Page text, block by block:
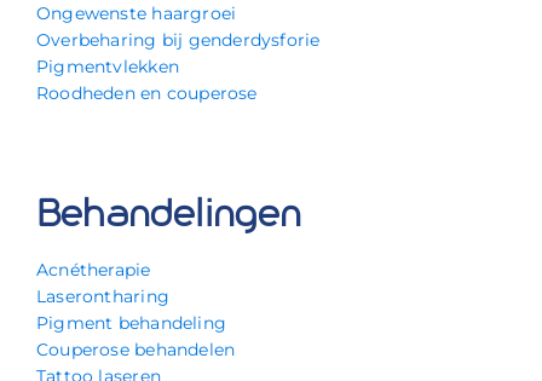
Ongewenste haargroei
Overbeharing bij genderdysforie
Pigmentvlekken
Roodheden en couperose
Behandelingen
Acnétherapie
Laserontharing
Pigment behandeling
Couperose behandelen
Tattoo laseren